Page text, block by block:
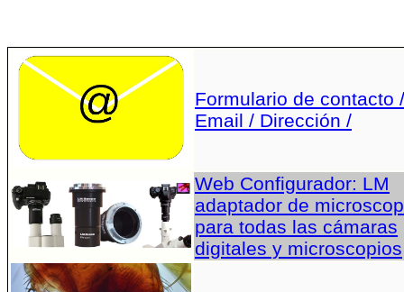
Formulario de contacto /
Email / Dirección /
Web Configurador: LM
adaptador de
para todas las cámaras
digitales y microscopios